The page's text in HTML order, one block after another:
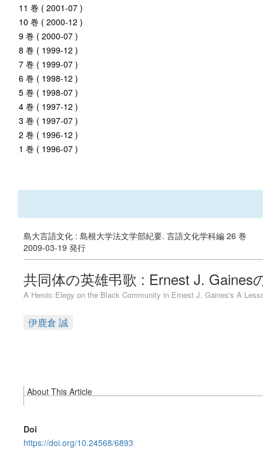
11 巻 ( 2001-07 )
10 巻 ( 2000-12 )
9 巻 ( 2000-07 )
8 巻 ( 1999-12 )
7 巻 ( 1999-07 )
6 巻 ( 1998-12 )
5 巻 ( 1998-07 )
4 巻 ( 1997-12 )
3 巻 ( 1997-07 )
2 巻 ( 1996-12 )
1 巻 ( 1996-07 )
島大言語文化 : 島根大学法文学部紀要. 言語文化学科編 26 巻
2009-03-19 発行
共同体の英雄弔歌 : Ernest J. Gaines
A Heroic Elegy on the Black Community in Ernest J. Gaines's A
伊鹿倉 誠
About This Article
Doi
https://doi.org/10.24568/6893